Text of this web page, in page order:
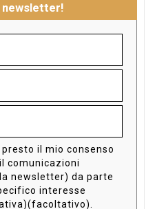
presto il mio consenso
comunicazioni
newsletter) da parte
interesse